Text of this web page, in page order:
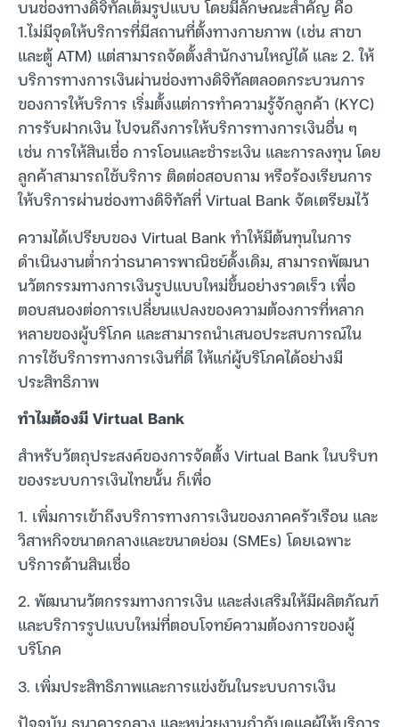
บนช่องทางดิจิทัลเต็มรูปแบบ โดยมีลักษณะสำคัญ คือ
1.ไม่มีจุดให้บริการที่มีสถานที่ตั้งทางกายภาพ (เช่น สาขา
และตู้ ATM) แต่สามารถจัดตั้งสำนักงานใหญ่ได้ และ 2. ให้
บริการทางการเงินผ่านช่องทางดิจิทัลตลอดกระบวนการ
ของการให้บริการ เริ่มตั้งแต่การทำความรู้จักลูกค้า (KYC)
การรับฝากเงิน ไปจนถึงการให้บริการทางการเงินอื่น ๆ
เช่น การให้สินเชื่อ การโอนและชำระเงิน และการลงทุน โดย
ลูกค้าสามารถใช้บริการ ติดต่อสอบถาม หรือร้องเรียนการ
ให้บริการผ่านช่องทางดิจิทัลที่ Virtual Bank จัดเตรียมไว้
ความได้เปรียบของ Virtual Bank ทำให้มีต้นทุนในการ
ดำเนินงานต่ำกว่าธนาคารพาณิชย์ดั้งเดิม, สามารถพัฒนา
นวัตกรรมทางการเงินรูปแบบใหม่ขึ้นอย่างรวดเร็ว เพื่อ
ตอบสนองต่อการเปลี่ยนแปลงของความต้องการที่หลาก
หลายของผู้บริโภค และสามารถนำเสนอประสบการณ์ใน
การใช้บริการทางการเงินที่ดี ให้แก่ผู้บริโภคได้อย่างมี
ประสิทธิภาพ
ทำไมต้องมี Virtual Bank
สำหรับวัตถุประสงค์ของการจัดตั้ง Virtual Bank ในบริบท
ของระบบการเงินไทยนั้น ก็เพื่อ
1. เพิ่มการเข้าถึงบริการทางการเงินของภาคครัวเรือน และ
วิสาหกิจขนาดกลางและขนาดย่อม (SMEs) โดยเฉพาะ
บริการด้านสินเชื่อ
2. พัฒนานวัตกรรมทางการเงิน และส่งเสริมให้มีผลิตภัณฑ์
และบริการรูปแบบใหม่ที่ตอบโจทย์ความต้องการของผู้
บริโภค
3. เพิ่มประสิทธิภาพและการแข่งขันในระบบการเงิน